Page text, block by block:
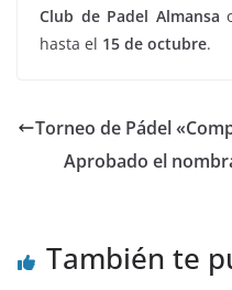
Club de Padel Almansa
hasta el 15 de octubre.
Torneo de Pádel
Aprobado el
También te